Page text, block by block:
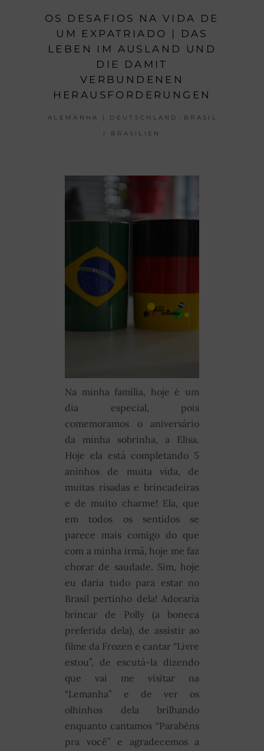
OS DESAFIOS NA VIDA DE
UM EXPATRIADO | DAS
LEBEN IM AUSLAND UND
DIE DAMIT
VERBUNDENEN
HERAUSFORDERUNGEN
ALEMANHA | DEUTSCHLAND BRASIL
| BRASILIEN
Na minha família, hoje é um
dia especial, pois
comemoramos o aniversário
da minha sobrinha, a Elisa.
Hoje ela está completando 5
aninhos de muita vida, de
muitas risadas e brincadeiras
e de muito charme! Ela, que
em todos os sentidos se
parece mais comigo do que
com a minha irmã, hoje me faz
chorar de saudade. Sim, hoje
eu daria tudo para estar no
Brasil pertinho dela! Adoraria
brincar de Polly (a boneca
preferida dela), de assistir ao
filme da Frozen e cantar “Livre
estou”, de escutá-la dizendo
que vai me visitar na
“Lemanha” e de ver os
olhinhos dela brilhando
enquanto cantamos “Parabéns
pra você” e agradecemos a